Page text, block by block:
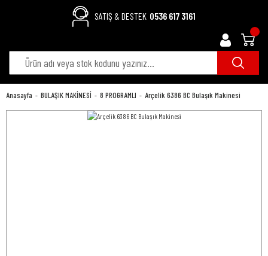
SATIŞ & DESTEK 0536 617 3161
Anasayfa BULAŞIK MAKİNESİ 8 PROGRAMLI Arçelik 6386 BC Bulaşık Makinesi